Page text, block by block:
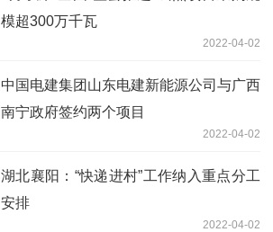
模超300万千瓦
2022-04-02
中国电建集团山东电建新能源公司与广西
南宁政府签约两个项目
2022-04-02
湖北襄阳：“快递进村”工作纳入重点分工
安排
2022-04-02